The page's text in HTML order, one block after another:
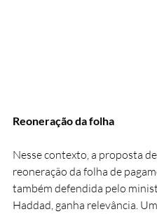
Reoneração da folha
Nesse contexto, a proposta de
reoneração da folha de
também defendida pelo
Haddad, ganha relevância.